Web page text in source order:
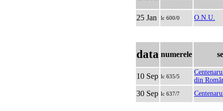
25 Jan lc 600/0 O.N.U.
data numerele
10 Sep lc 635/5
din
30 Sep lc 637/7